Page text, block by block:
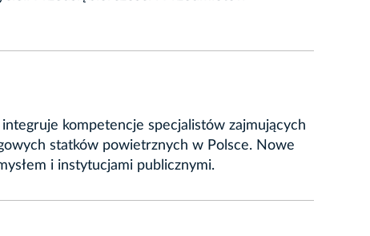
kompetencje specjalistów zajmujących
statków powietrznych w Polsce. Nowe
i instytucjami publicznymi.